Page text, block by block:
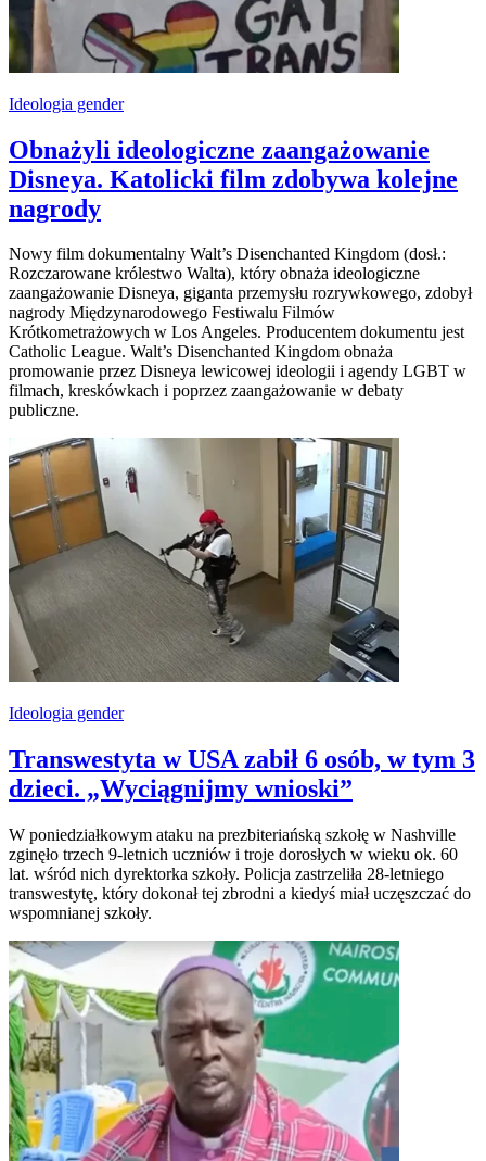
Ideologia gender
Obnażyli ideologiczne zaangażowanie
Disneya. Katolicki film zdobywa kolejne
nagrody
Nowy film dokumentalny Walt’s Disenchanted Kingdom (dosł.:
Rozczarowane królestwo Walta), który obnaża ideologiczne
zaangażowanie Disneya, giganta przemysłu rozrywkowego, zdobył
nagrody Międzynarodowego Festiwalu Filmów
Krótkometrażowych w Los Angeles. Producentem dokumentu jest
Catholic League. Walt’s Disenchanted Kingdom obnaża
promowanie przez Disneya lewicowej ideologii i agendy LGBT w
filmach, kreskówkach i poprzez zaangażowanie w debaty
publiczne.
Ideologia gender
Transwestyta w USA zabił 6 osób, w tym 3
dzieci. „Wyciągnijmy wnioski”
W poniedziałkowym ataku na prezbiteriańską szkołę w Nashville
zginęło trzech 9-letnich uczniów i troje dorosłych w wieku ok. 60
lat. wśród nich dyrektorka szkoły. Policja zastrzeliła 28-letniego
transwestytę, który dokonał tej zbrodni a kiedyś miał uczęszczać do
wspomnianej szkoły.